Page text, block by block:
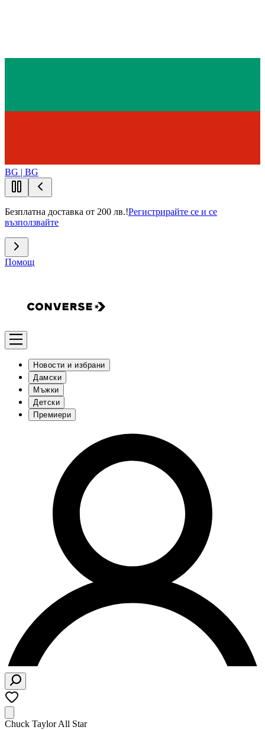
BG | BG
Безплатна доставка от 200 лв.!Регистрирайте се и се
възползвайте
Помощ
Новости и избрани
Дамски
Мъжки
Детски
Премиери
Chuck Taylor All Star